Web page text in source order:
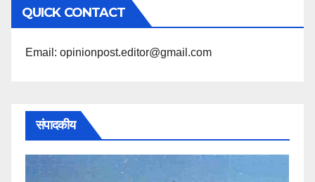
पढ़ें
QUICK CONTACT
Email: opinionpost.editor@gmail.com
संपादकीय